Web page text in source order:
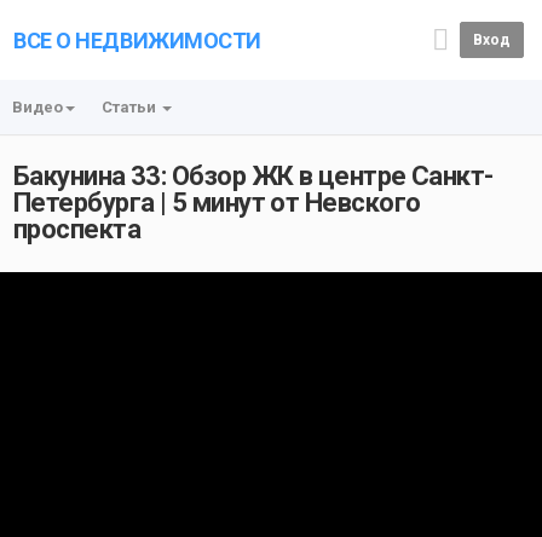
ВСЕ О НЕДВИЖИМОСТИ Вход
Видео Статьи
Бакунина 33: Обзор ЖК в центре Санкт-
Петербурга | 5 минут от Невского
проспекта